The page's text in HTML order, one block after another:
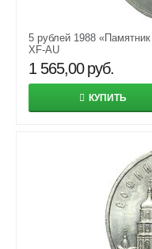
5 рублей 1988
XF-AU
1 565,00 руб.
КУПИТЬ